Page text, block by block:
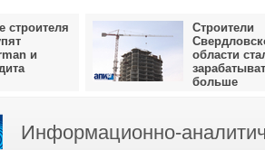
строителя
и
Строители
области
больше
Информационно-